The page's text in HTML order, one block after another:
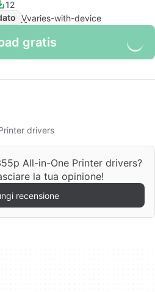
12
Vvaries-with-device
gratis
drivers
All-in-One Printer drivers?
la tua opinione!
recensione